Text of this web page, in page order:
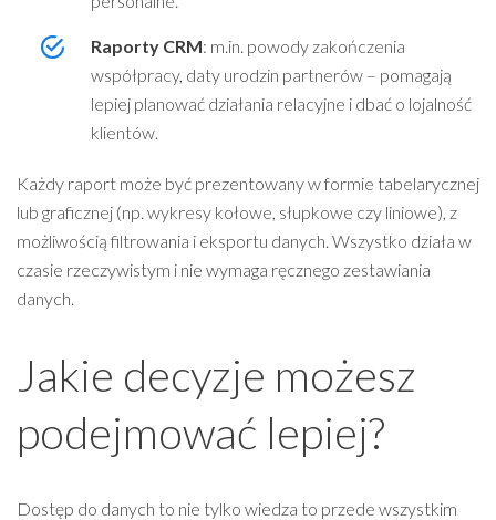
Raporty CRM: m.in. powody zakończenia
współpracy, daty urodzin partnerów – pomagają
lepiej planować działania relacyjne i dbać o lojalność
klientów.
Każdy raport może być prezentowany w formie tabelarycznej
lub graficznej (np. wykresy kołowe, słupkowe czy liniowe), z
możliwością filtrowania i eksportu danych. Wszystko działa w
czasie rzeczywistym i nie wymaga ręcznego zestawiania
danych.
Jakie decyzje możesz
podejmować lepiej?
Dostęp do danych to nie tylko wiedza to przede wszystkim